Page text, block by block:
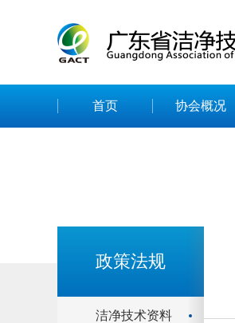
首页 协会概况
政策法规
洁净技术资料